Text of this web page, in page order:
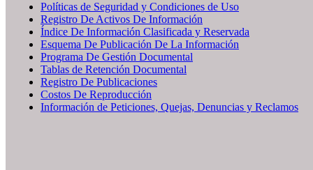
Políticas de Seguridad y Condiciones de Uso
Registro De Activos De Información
Índice De Información Clasificada y Reservada
Esquema De Publicación De La Información
Programa De Gestión Documental
Tablas de Retención Documental
Registro De Publicaciones
Costos De Reproducción
Información de Peticiones, Quejas, Denuncias y Reclamos